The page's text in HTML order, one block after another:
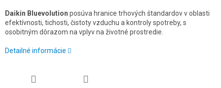
Daikin Bluevolution posúva hranice trhových štandardov v oblasti
efektívnosti, tichosti, čistoty vzduchu a kontroly spotreby, s
osobitným dôrazom na vplyv na životné prostredie.
Detailné informácie